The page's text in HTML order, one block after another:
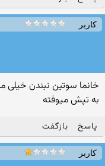
کاربر
خانما سوتین نبندن خیلی
به تپش میوفته
پاسخ بازگفت
کاربر